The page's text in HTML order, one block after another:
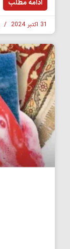
ادامه مطلب
31 اکتبر 2024